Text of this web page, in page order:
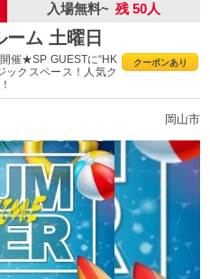
入場無料~ 残 50人
ム 土曜日
クーポンあり
催★SP GUESTに“HK
クスペース！人気ク
岡山市